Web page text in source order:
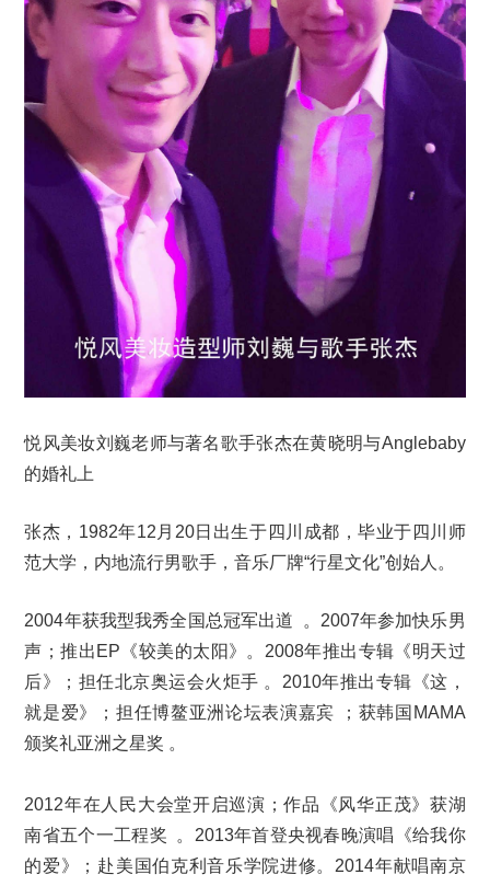
悦风美妆刘巍老师与著名歌手张杰在黄晓明与Anglebaby
的婚礼上
张杰，1982年12月20日出生于四川成都，毕业于四川师
范大学，内地流行男歌手，音乐厂牌“行星文化”创始人。
2004年获我型我秀全国总冠军出道 。2007年参加快乐男
声；推出EP《较美的太阳》。2008年推出专辑《明天过
后》；担任北京奥运会火炬手 。2010年推出专辑《这，
就是爱》；担任博鳌亚洲论坛表演嘉宾 ；获韩国MAMA
颁奖礼亚洲之星奖 。
2012年在人民大会堂开启巡演；作品《风华正茂》获湖
南省五个一工程奖 。2013年首登央视春晚演唱《给我你
的爱》；赴美国伯克利音乐学院进修。2014年献唱南京